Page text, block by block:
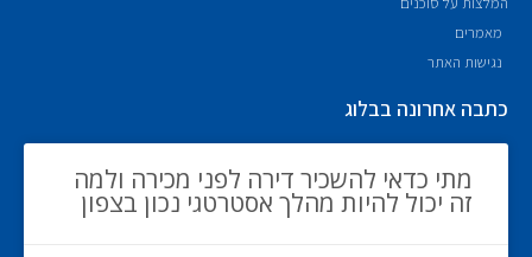
מאמרים
נגישות האתר
כתבה אחרונה בבלוג
מתי כדאי להשכיר דירה לפני מכירה ולמה
זה יכול להיות מהלך אסטרטגי נכון בצפון